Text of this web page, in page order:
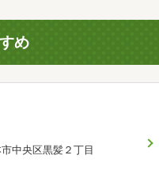
め
中央区黒髪２丁目